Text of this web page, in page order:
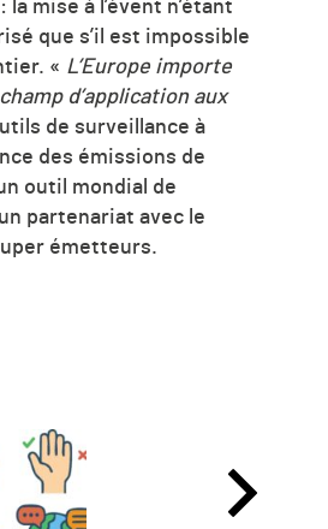
la mise à l’évent n’étant
que s’il est impossible
« L’Europe importe
d’application aux
de surveillance à
des émissions de
outil mondial de
partenariat avec le
émetteurs.